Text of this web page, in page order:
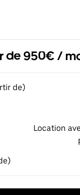
de 950€ /
de)
Location